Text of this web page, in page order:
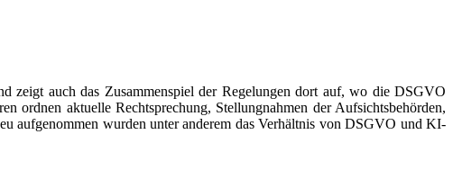
auch das Zusammenspiel der Regelungen dort auf, wo die DSGVO
ordnen aktuelle Rechtsprechung, Stellungnahmen der Aufsichtsbehörden,
aufgenommen wurden unter anderem das Verhältnis von DSGVO und KI-